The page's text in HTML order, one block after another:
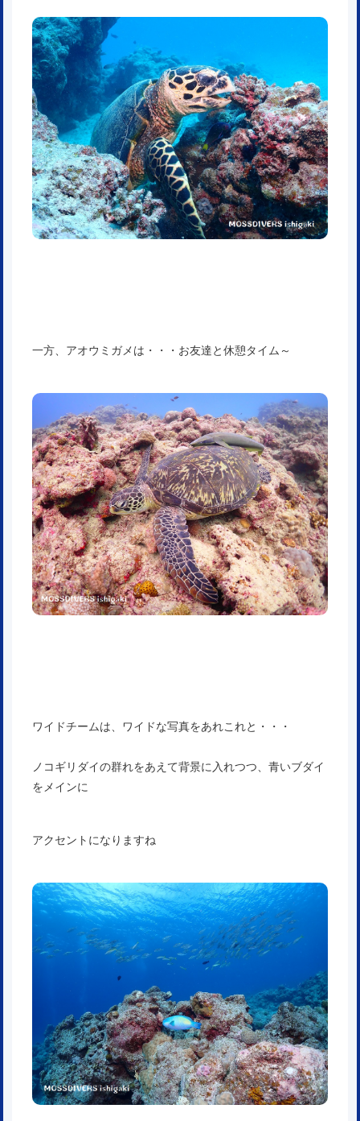
一方、アオウミガメは・・・お友達と休憩タイム～
ワイドチームは、ワイドな写真をあれこれと・・・
ノコギリダイの群れをあえて背景に入れつつ、青いブダイ
をメインに
アクセントになりますね